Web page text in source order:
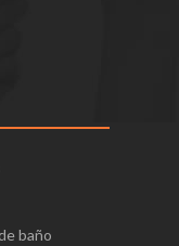
baño